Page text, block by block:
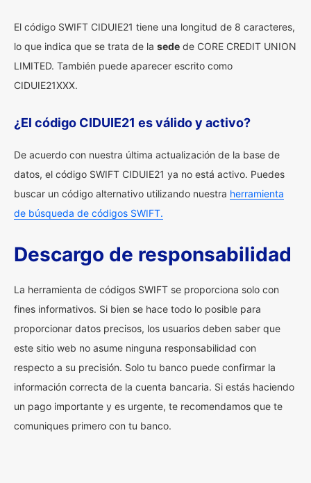
El código SWIFT CIDUIE21 tiene una longitud de 8 caracteres,
lo que indica que se trata de la sede de CORE CREDIT UNION
LIMITED. También puede aparecer escrito como
CIDUIE21XXX.
¿El código CIDUIE21 es válido y activo?
De acuerdo con nuestra última actualización de la base de
datos, el código SWIFT CIDUIE21 ya no está activo. Puedes
buscar un código alternativo utilizando nuestra herramienta
de búsqueda de códigos SWIFT.
Descargo de responsabilidad
La herramienta de códigos SWIFT se proporciona solo con
fines informativos. Si bien se hace todo lo posible para
proporcionar datos precisos, los usuarios deben saber que
este sitio web no asume ninguna responsabilidad con
respecto a su precisión. Solo tu banco puede confirmar la
información correcta de la cuenta bancaria. Si estás haciendo
un pago importante y es urgente, te recomendamos que te
comuniques primero con tu banco.